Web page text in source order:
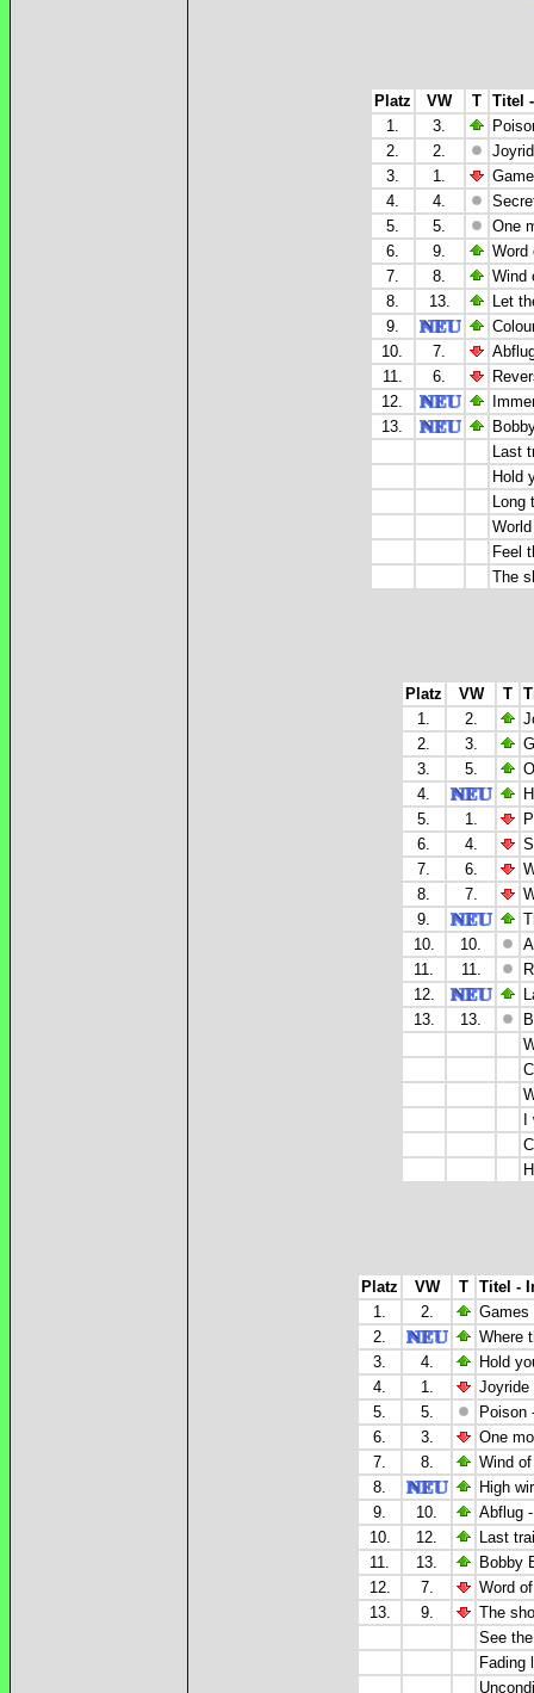
Platz VW T
Titel
1.
3.
2.
2.
3.
1.
4.
4.
5.
5.
One
6.
9.
Word
7.
8.
Wind
8.
13.
Let
9.
10.
7.
11.
6.
12.
13.
Last
Hold
Long
Feel
The
Platz VW T
1.
2.
2.
3.
3.
5.
4.
5.
1.
6.
4.
7.
6.
8.
7.
9.
10.
10.
11.
11.
12.
13.
13.
Platz VW T Titel -
1.
2.
Games
2.
Where
3.
4.
Hold
4.
1.
Joyride
5.
5.
Poison
6.
3.
One
7.
8.
Wind
8.
High
9.
10.
Abflug
10.
12.
Last
11.
13.
Bobby
12.
7.
Word
13.
9.
The
See
Fading